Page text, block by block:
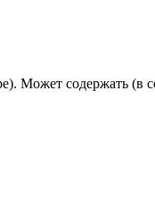
Может содержать (в